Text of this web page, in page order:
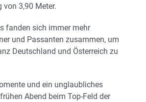
3,90 Meter.
fanden sich immer mehr
und Passanten zusammen, um
Deutschland und Österreich zu
und ein unglaubliches
Abend beim Top-Feld der